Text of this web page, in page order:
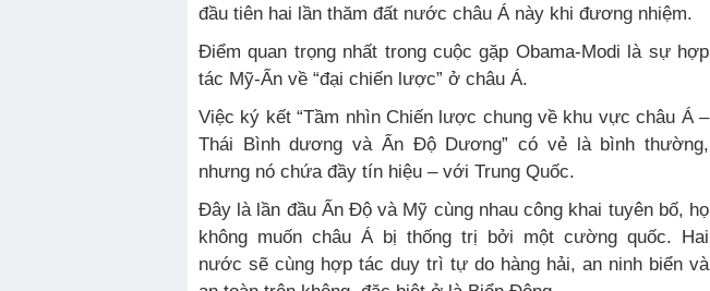
đầu tiên hai lần thăm đất nước châu Á này khi đương nhiệm.
Điểm quan trọng nhất trong cuộc gặp Obama-Modi là sự hợp
tác Mỹ-Ấn về “đại chiến lược” ở châu Á.
Việc ký kết “Tầm nhìn Chiến lược chung về khu vực châu Á –
Thái Bình dương và Ấn Độ Dương” có vẻ là bình thường,
nhưng nó chứa đầy tín hiệu – với Trung Quốc.
Đây là lần đầu Ấn Độ và Mỹ cùng nhau công khai tuyên bố, họ
không muốn châu Á bị thống trị bởi một cường quốc. Hai
nước sẽ cùng hợp tác duy trì tự do hàng hải, an ninh biển và